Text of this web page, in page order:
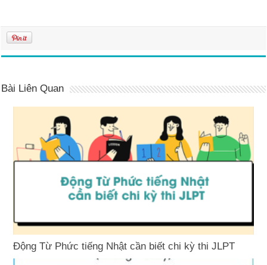
Bài Liên Quan
Động Từ Phức tiếng Nhật cần biết chi kỳ thi JLPT